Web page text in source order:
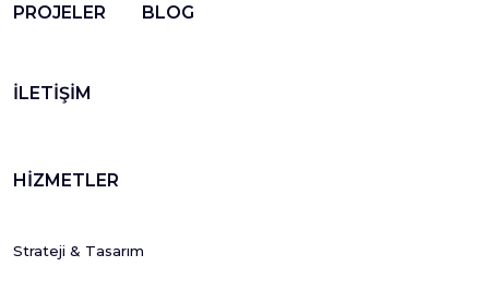
PROJELER BLOG
İLETİŞİM
HİZMETLER
Strateji & Tasarım